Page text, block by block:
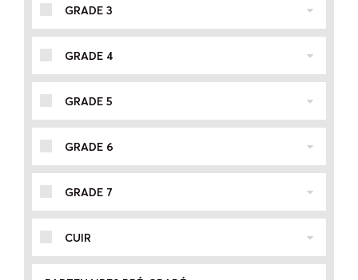
GRADE 3
GRADE 4
GRADE 5
GRADE 6
GRADE 7
CUIR